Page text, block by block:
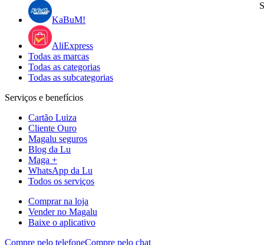
KaBuM!
AliExpress
Todas as marcas
Todas as categorias
Todas as subcategorias
Serviços e benefícios
Cartão Luiza
Cliente Ouro
Magalu seguros
Blog da Lu
Maga +
WhatsApp da Lu
Todos os serviços
Comprar na loja
Vender no Magalu
Baixe o aplicativo
Compre pelo telefoneCompre pelo chat